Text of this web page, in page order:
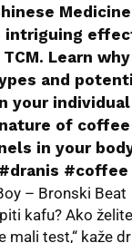
intriguing
Learn
and
your
of
in your
#dranis #coffee
– Bronski Beat
kafu? Ako
mali test,“ kaže